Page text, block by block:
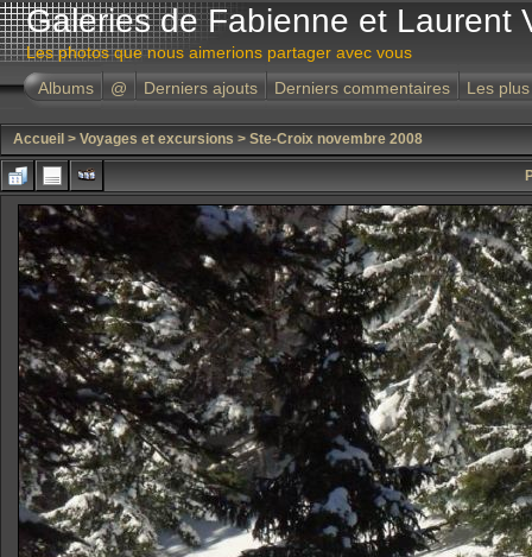
Galeries de Fabienne et Laurent
Les photos que nous aimerions partager avec vous
Albums
@ Derniers ajouts Derniers commentaires Les
Accueil > Voyages et excursions > Ste-Croix novembre 2008